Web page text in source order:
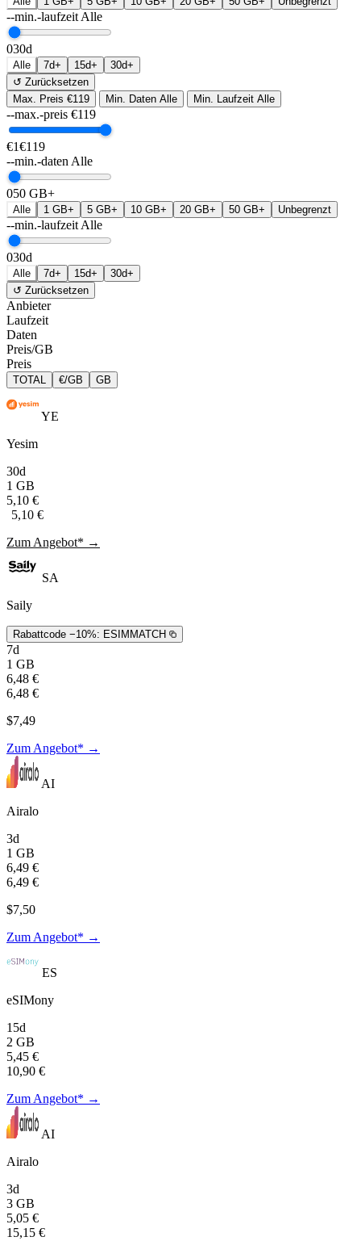
--min.-laufzeit Alle
030d
Alle 7d+ 15d+
30d+
↺ Zurücksetzen
Max. Preis €119 Min. Daten Alle Min. Laufzeit Alle
--max.-preis €119
€1€119
--min.-daten Alle
050 GB+
Alle 1 GB+ 5 GB+ 10 GB+ 20 GB+ 50 GB+ Unbegrenzt
--min.-laufzeit Alle
030d
Alle 7d+ 15d+
30d+
↺ Zurücksetzen
Anbieter
Laufzeit
Daten
Preis/GB
Preis
TOTAL €/GB GB
YE
Yesim
30d
1 GB
5,10 €
5,10 €
Zum Angebot* →
SA
Saily
Rabattcode −10%: ESIMMATCH
7d
1 GB
6,48 €
6,48 €
$7,49
Zum Angebot* →
AI
Airalo
3d
1 GB
6,49 €
6,49 €
$7,50
Zum Angebot* →
ES
eSIMony
15d
2 GB
5,45 €
10,90 €
Zum Angebot* →
AI
Airalo
3d
3 GB
5,05 €
15,15 €